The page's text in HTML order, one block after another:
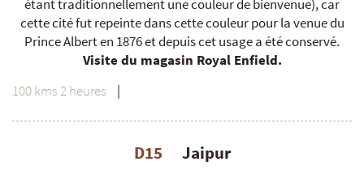
étant traditionnellement une couleur de bienvenue), car
cette cité fut repeinte dans cette couleur pour la venue du
Prince Albert en 1876 et depuis cet usage a été conservé.
Visite du magasin Royal Enfield.
100 kms 2 heures
|
D15 Jaipur